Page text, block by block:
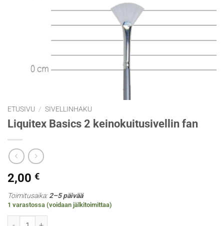
ETUSIVU / SIVELLINHAKU
Liquitex Basics 2 keinokuitusivellin fan
2,00 €
Toimitusaika:2–5 päivää
1 varastossa (voidaan jälkitoimittaa)
Liquitex Basics 2 keinokuitusivellin fan määrä